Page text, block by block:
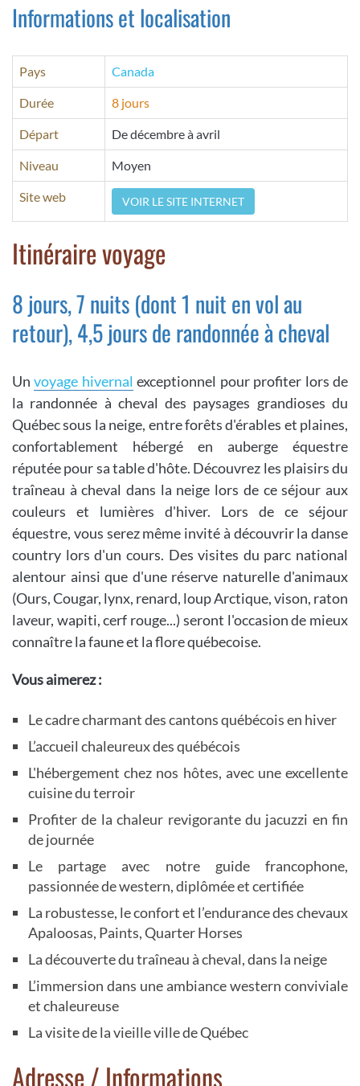
Informations et localisation
Pays Canada
Durée 8 jours
Départ De décembre à avril
Niveau Moyen
Site web VOIR LE SITE INTERNET
Itinéraire voyage
8 jours, 7 nuits (dont 1 nuit en vol au
retour), 4,5 jours de randonnée à cheval
Unvoyage hivernal exceptionnel pour profiter lors de
la randonnée à cheval des paysages grandioses du
Québec sous la neige, entre forêts d'érables et plaines,
confortablement hébergé en auberge équestre
réputée pour sa table d'hôte. Découvrez les plaisirs du
traîneau à cheval dans la neige lors de ce séjour aux
couleurs et lumières d'hiver. Lors de ce séjour
équestre, vous serez même invité à découvrir la danse
country lors d'un cours. Des visites du parc national
alentour ainsi que d'une réserve naturelle d'animaux
(Ours, Cougar, lynx, renard, loup Arctique, vison, raton
laveur, wapiti, cerf rouge...) seront l'occasion de mieux
connaître la faune et la flore québecoise.
Vous aimerez :
Le cadre charmant des cantons québécois en hiver
L’accueil chaleureux des québécois
L'hébergement chez nos hôtes, avec une excellente
cuisine du terroir
Profiter de la chaleur revigorante du jacuzzi en fin
de journée
Le partage avec notre guide francophone,
passionnée de western, diplômée et certifiée
La robustesse, le confort et l’endurance des chevaux
Apaloosas, Paints, Quarter Horses
La découverte du traîneau à cheval, dans la neige
L’immersion dans une ambiance western conviviale
et chaleureuse
La visite de la vieille ville de Québec
Adresse / Informations